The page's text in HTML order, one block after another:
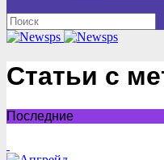
Статьи с
Последние